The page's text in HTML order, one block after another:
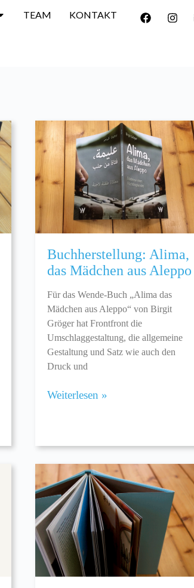
TEAM KONTAKT
Buchherstellung: Alima,
das Mädchen aus Aleppo
Für das Wende-Buch „Alima das
Mädchen aus Aleppo“ von Birgit
Gröger hat Frontfront die
Umschlaggestaltung, die allgemeine
Gestaltung und Satz wie auch den
Druck und
Weiterlesen »